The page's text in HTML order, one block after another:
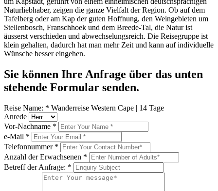
Naturliebhaber, zeigen die ganze Vielfalt der Region. Ob auf dem
Tafelberg oder am Kap der guten Hoffnung, den Weingebieten um
Stellenbosch, Franschhoek und dem Breede-Tal, die Natur ist
äusserst verschieden und abwechselungsreich. Die Reisegruppe ist
klein gehalten, dadurch hat man mehr Zeit und kann auf individuelle
Wünsche besser eingehen.
Sie können Ihre Anfrage über das unten
stehende Formular senden.
Reise Name: * Wanderreise Western Cape | 14 Tage
Anrede
Vor-Nachname *
e-Mail *
Telefonnummer *
Anzahl der Erwachsenen *
Betreff der Anfrage: *